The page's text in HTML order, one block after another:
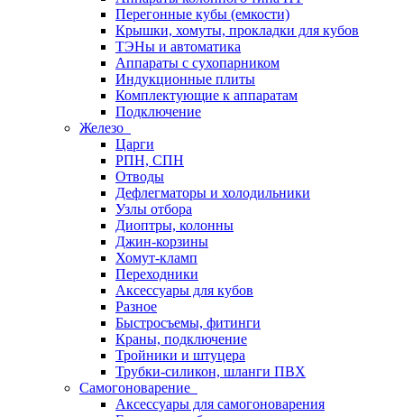
Перегонные кубы (емкости)
Крышки, хомуты, прокладки для кубов
ТЭНы и автоматика
Аппараты с сухопарником
Индукционные плиты
Комплектующие к аппаратам
Подключение
Железо
Царги
РПН, СПН
Отводы
Дефлегматоры и холодильники
Узлы отбора
Диоптры, колонны
Джин-корзины
Хомут-кламп
Переходники
Аксессуары для кубов
Разное
Быстросъемы, фитинги
Краны, подключение
Тройники и штуцера
Трубки-силикон, шланги ПВХ
Самогоноварение
Аксессуары для самогоноварения